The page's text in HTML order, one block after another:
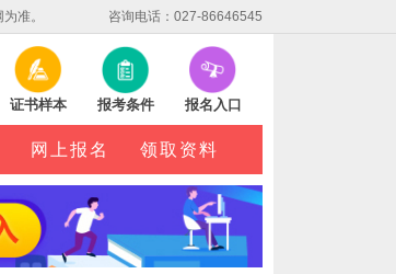
准。 咨询电话：027-86646545
证书样本 报考条件 报名入口
网上报名 领取资料